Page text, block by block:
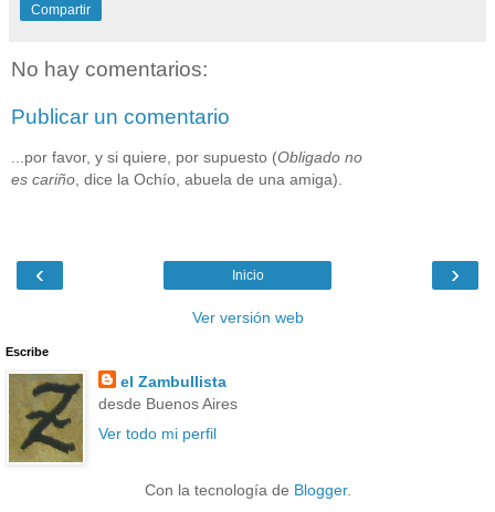
Compartir
No hay comentarios:
Publicar un comentario
...por favor, y si quiere, por supuesto (Obligado no
es cariño , dice la Ochío, abuela de una amiga).
‹ ›
Inicio
Ver versión web
Escribe
el Zambullista
desde Buenos Aires
Ver todo mi perfil
Con la tecnología de Blogger.